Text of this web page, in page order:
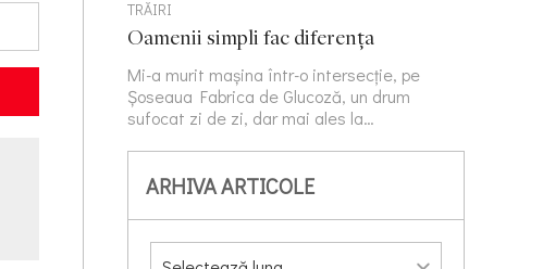
TRĂIRI
Oamenii simpli fac diferența
Mi-a murit mașina într-o intersecție, pe
Șoseaua Fabrica de Glucoză, un drum
sufocat zi de zi, dar mai ales la…
ARHIVA ARTICOLE